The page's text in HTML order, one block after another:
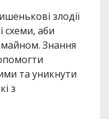
злодії
схеми, аби
Знання
та уникнути
з